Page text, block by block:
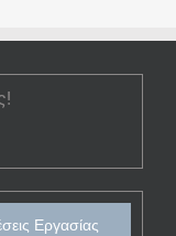
Εργασίας